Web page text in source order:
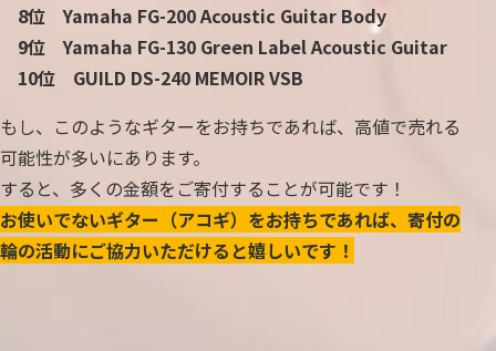
8位 Yamaha FG-200 Acoustic Guitar Body
9位 Yamaha FG-130 Green Label Acoustic Guitar
10位 GUILD DS-240 MEMOIR VSB
もし、このようなギターをお持ちであれば、高値で売れる
可能性が多いにあります。
すると、多くの金額をご寄付することが可能です！
お使いでないギター（アコギ）をお持ちであれば、寄付の
輪の活動にご協力いただけると嬉しいです！